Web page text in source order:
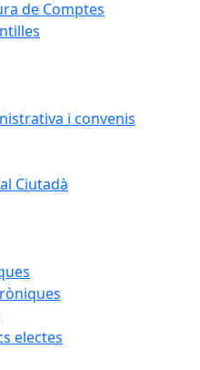
de Comptes
i convenis
Ciutadà
electes